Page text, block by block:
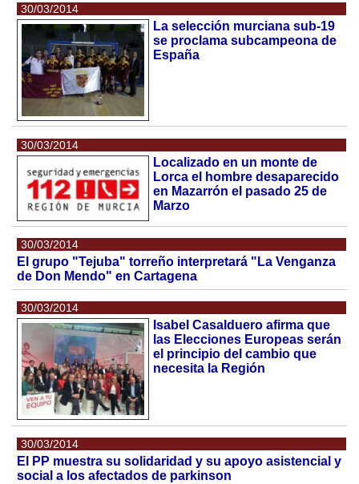
30/03/2014
La selección murciana sub-19
se proclama subcampeona de
España
30/03/2014
Localizado en un monte de
Lorca el hombre desaparecido
en Mazarrón el pasado 25 de
Marzo
30/03/2014
El grupo "Tejuba" torreño interpretará "La Venganza
de Don Mendo" en Cartagena
30/03/2014
Isabel Casalduero afirma que
las Elecciones Europeas serán
el principio del cambio que
necesita la Región
30/03/2014
El PP muestra su solidaridad y su apoyo asistencial y
social a los afectados de parkinson